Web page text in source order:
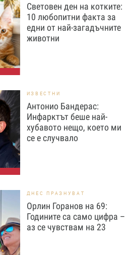
Световен ден на котките:
10 любопитни факта за
едни от най-загадъчните
животни
ИЗВЕСТНИ
Антонио Бандерас:
Инфарктът беше най-
хубавото нещо, което ми
се е случвало
ДНЕС ПРАЗНУВАТ
Орлин Горанов на 69:
Годините са само цифра –
аз се чувствам на 23